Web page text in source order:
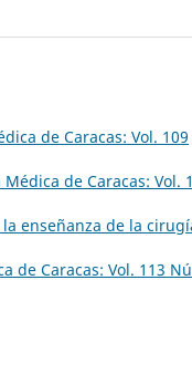
de Caracas: Vol. 109
Médica de Caracas: Vol.
enseñanza de la
de Caracas: Vol. 113